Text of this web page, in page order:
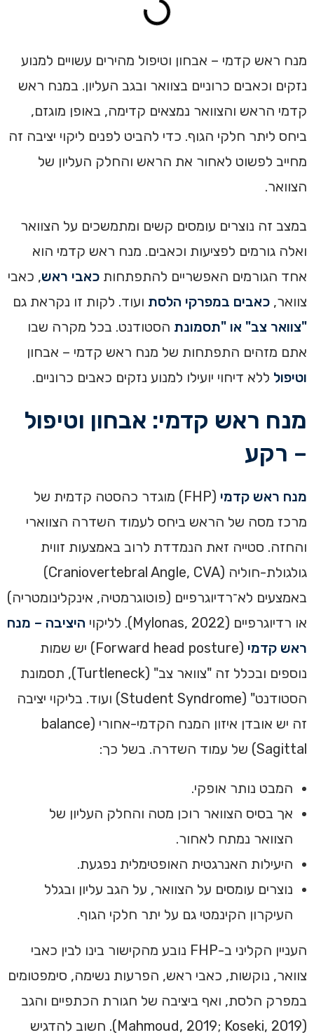
מנח ראש קדמי – אבחון וטיפול מהירים עשויים למנוע
נזקים וכאבים כרוניים בצוואר ובגב העליון. במנח ראש
קדמי הראש והצוואר נמצאים קדימה, באופן מוגזם,
ביחס ליתר חלקי הגוף. כדי להביט לפנים ליקוי יציבה זה
מחייב לפשוט לאחור את הראש והחלק העליון של
הצוואר.
במצב זה נוצרים עומסים קשים ומתמשכים על הצוואר
ואלה גורמים לפציעות וכאבים. מנח ראש קדמי הוא
אחד הגורמים האפשריים להתפתחות כאבי ראש, כאבי
צוואר, כאבים במפרקי הלסת ועוד. לקות זו נקראת גם
"צוואר צב" או "תסמונת הסטודנט. בכל מקרה שבו
אתם מזהים התפתחות של מנח ראש קדמי – אבחון
וטיפול ללא דיחוי יועילו למנוע נזקים כאבים כרוניים.
מנח ראש קדמי: אבחון וטיפול
– רקע
מנח ראש קדמי
(FHP) מוגדר כהסטה קדמית של
מרכז מסה של הראש ביחס לעמוד השדרה הצווארי
והחזה. סטייה זאת הנמדדת לרוב באמצעות זווית
גולגולת-חוליה (Craniovertebral Angle, CVA)
באמצעים לא־רדיוגרפיים (פוטוגרמטיה, אינקלינומטריה)
או רדיוגרפיים (Mylonas, 2022). לליקוי
היציבה – מנח
ראש קדמי
(Forward head posture) יש שמות
נוספים ובכלל זה "צוואר צב" (Turtleneck), תסמונת
הסטודנט" (Student Syndrome) ועוד. בליקוי יציבה
זה יש אובדן איזון המנח הקדמי-אחורי (balance
Sagittal) של עמוד השדרה. בשל כך:
המבט נותר אופקי.
אך בסיס הצוואר רוכן מטה והחלק העליון של
הצוואר נמתח לאחור.
היעילות האנרגטית האופטימלית נפגעת.
נוצרים עומסים על הצוואר, על הגב עליון ובגלל
העיקרון הקינמטי גם על יתר חלקי הגוף.
העניין הקליני ב-FHP נובע מהקישור בינו לבין כאבי
צוואר, נוקשות, כאבי ראש, הפרעות נשימה, סימפטומים
במפרק הלסת, ואף ביציבה של חגורת הכתפיים והגב
(Mahmoud, 2019; Koseki, 2019). חשוב להדגיש